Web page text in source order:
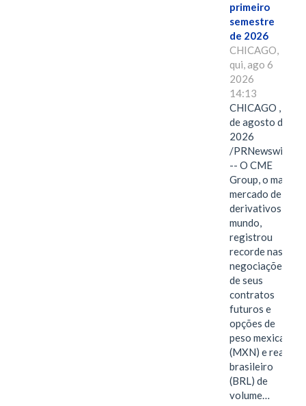
primeiro
semestre
de 2026
CHICAGO,
qui, ago 6
2026
14:13
CHICAGO , 6
de agosto de
2026
/PRNewswire/
-- O CME
Group, o maior
mercado de
derivativos do
mundo,
registrou
recorde nas
negociações
de seus
contratos
futuros e
opções de
peso mexicano
(MXN) e real
brasileiro
(BRL) de
volume…